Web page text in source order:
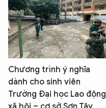
Chương trình ý nghĩa
dành cho sinh viên
Trường Đại học Lao động